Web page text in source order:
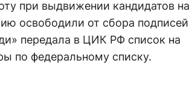
при выдвижении кандидатов на
освободили от сбора подписей
передала в ЦИК РФ список на
по федеральному списку.